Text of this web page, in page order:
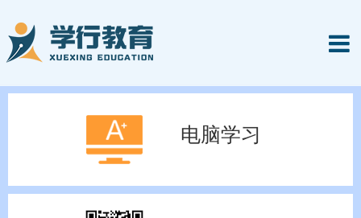
电脑学习